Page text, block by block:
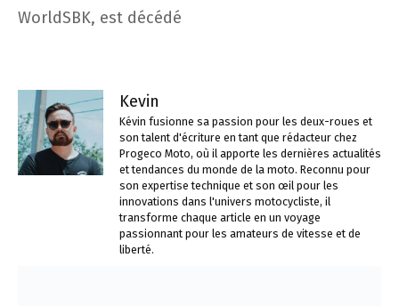
WorldSBK, est décédé
Kevin
Kévin fusionne sa passion pour les deux-roues et
son talent d'écriture en tant que rédacteur chez
Progeco Moto, où il apporte les dernières actualités
et tendances du monde de la moto. Reconnu pour
son expertise technique et son œil pour les
innovations dans l'univers motocycliste, il
transforme chaque article en un voyage
passionnant pour les amateurs de vitesse et de
liberté.